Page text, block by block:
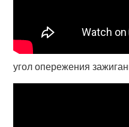
угол опережения